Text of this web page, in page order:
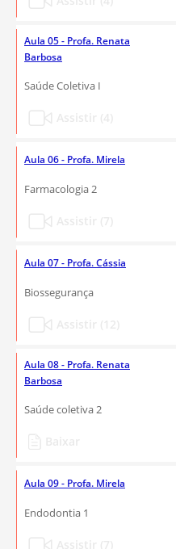
Aula 05 - Profa. Renata
Barbosa
Saúde Coletiva I
Aula 06 - Profa. Mirela
Farmacologia 2
Aula 07 - Profa. Cássia
Biossegurança
Aula 08 - Profa. Renata
Barbosa
Saúde coletiva 2
Aula 09 - Profa. Mirela
Endodontia 1